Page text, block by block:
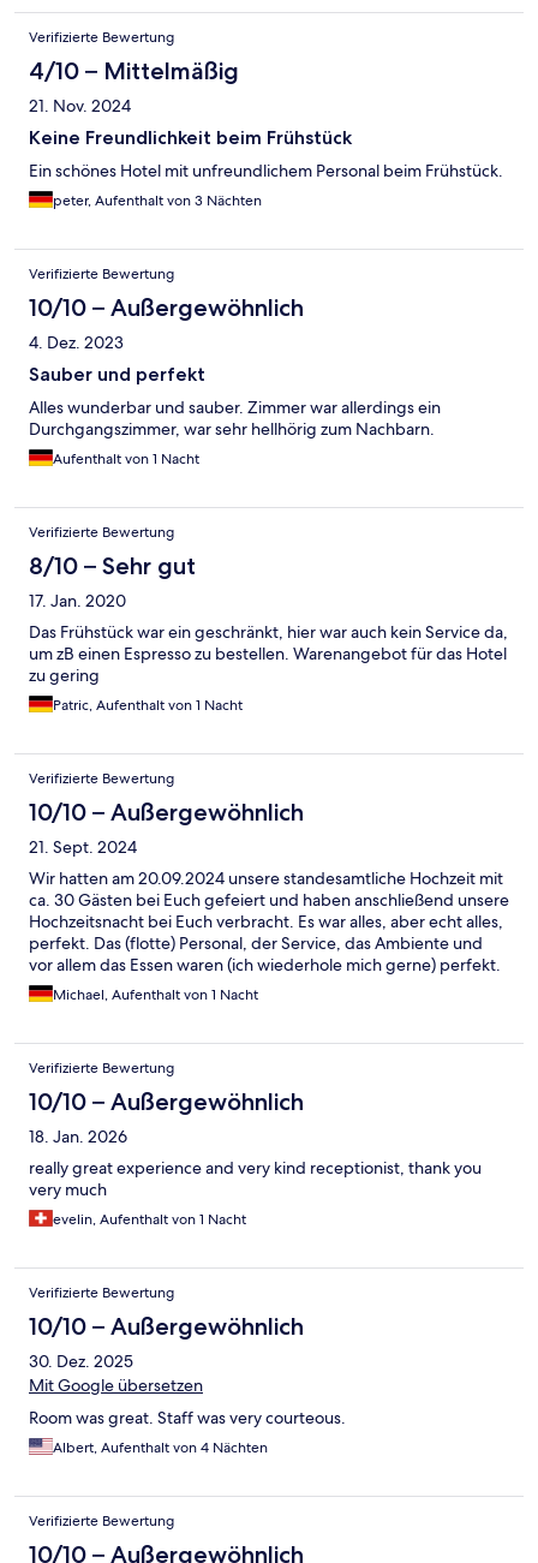
Verifizierte Bewertung
4/10 – Mittelmäßig
21. Nov. 2024
Keine Freundlichkeit beim Frühstück
Ein schönes Hotel mit unfreundlichem Personal beim Frühstück.
peter, Aufenthalt von 3 Nächten
Verifizierte Bewertung
10/10 – Außergewöhnlich
4. Dez. 2023
Sauber und perfekt
Alles wunderbar und sauber. Zimmer war allerdings ein
Durchgangszimmer, war sehr hellhörig zum Nachbarn.
Aufenthalt von 1 Nacht
Verifizierte Bewertung
8/10 – Sehr gut
17. Jan. 2020
Das Frühstück war ein geschränkt, hier war auch kein Service da,
um zB einen Espresso zu bestellen. Warenangebot für das Hotel
zu gering
Patric, Aufenthalt von 1 Nacht
Verifizierte Bewertung
10/10 – Außergewöhnlich
21. Sept. 2024
Wir hatten am 20.09.2024 unsere standesamtliche Hochzeit mit
ca. 30 Gästen bei Euch gefeiert und haben anschließend unsere
Hochzeitsnacht bei Euch verbracht. Es war alles, aber echt alles,
perfekt. Das (flotte) Personal, der Service, das Ambiente und
vor allem das Essen waren (ich wiederhole mich gerne) perfekt.
Unsere Gäste und wir auch haben uns sehr wohl gefühlt. Auch
der abschließende Ausklang im "Karl" waren hammer. Vielen
zwar nur ca. 20 km von Euch entfernt, aber beim nächsten
"Karl"-Besuch übernachten wir sehr gerne wieder bei Euch.
Macht weiter so und kompliment ans gesamte Team (Service,
Küche und wer noch so alles beteiligt war)!
Michael, Aufenthalt von 1 Nacht
Verifizierte Bewertung
10/10 – Außergewöhnlich
18. Jan. 2026
really great experience and very kind receptionist, thank you
very much
evelin, Aufenthalt von 1 Nacht
Verifizierte Bewertung
10/10 – Außergewöhnlich
30. Dez. 2025
Mit Google übersetzen
Room was great. Staff was very courteous.
Albert, Aufenthalt von 4 Nächten
Verifizierte Bewertung
10/10 – Außergewöhnlich